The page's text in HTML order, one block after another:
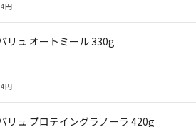
円
リュ オートミール 330g
円
リュ プロテイングラノーラ 420g